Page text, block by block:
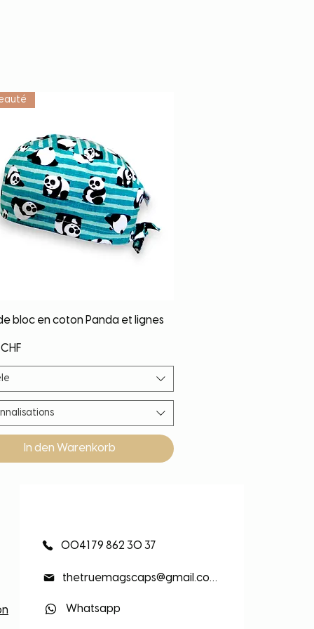
Schnellansicht
bloc en coton Panda et lignes
In den Warenkorb
0041 79 862 30 37
thetruemagscaps@gmail.com
Whatsapp